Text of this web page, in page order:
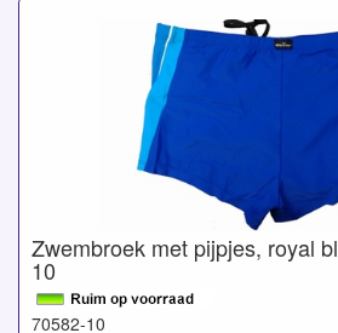
Zwembroek met pijpjes, royal
10
70582-10